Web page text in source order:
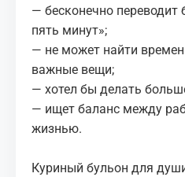
— бесконечно переводит
пять минут»;
— не может найти
важные вещи;
— хотел бы делать
— ищет баланс между
жизнью.
Куриный бульон для